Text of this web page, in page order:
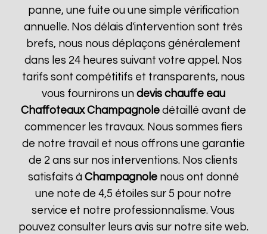
panne, une fuite ou une simple vérification
annuelle. Nos délais d'intervention sont très
brefs, nous nous déplaçons généralement
dans les 24 heures suivant votre appel. Nos
tarifs sont compétitifs et transparents, nous
vous fournirons un devis chauffe eau
Chaffoteaux Champagnoledétaillé avant de
commencer les travaux. Nous sommes fiers
de notre travail et nous offrons une garantie
de 2 ans sur nos interventions. Nos clients
satisfaits à Champagnolenous ont donné
une note de 4,5 étoiles sur 5 pour notre
service et notre professionnalisme. Vous
pouvez consulter leurs avis sur notre site web.